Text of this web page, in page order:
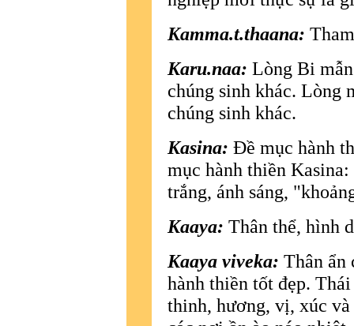
Kamma.t.thaana:
Karu.naa: Lòng Bi
chúng sinh khác. Lòng
chúng sinh khác.
Kasina: Ðề mục hành
mục hành thiền
trắng, ánh sáng,
Kaaya: Thân thể, hình
Kaaya viveka: Thân ẩn
hành thiền tốt đẹp.
thinh, hương, vị, xúc